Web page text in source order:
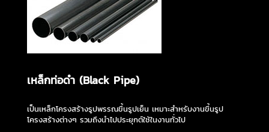
เหล็กท่อดำ (Black Pipe)
เป็นเหล็กโครงสร้างรูปพรรณขึ้นรูปเย็น เหมาะสำหรับงานขึ้นรูป
โครงสร้างต่างๆ รวมถึงนำไปประยุกต์ใช้ในงานทั่วไป